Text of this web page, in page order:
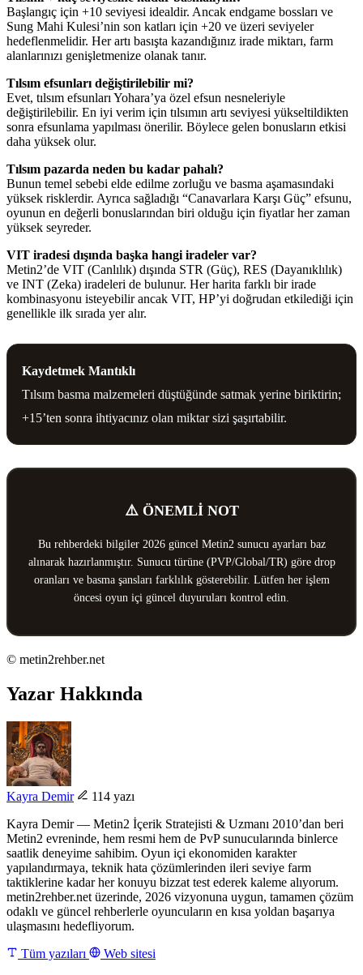
Başlangıç için +10 seviyesi idealdir. Ancak endgame bossları ve
Sung Mahi Kulesi’nin son katları için +20 ve üzeri seviyeler
hedeflenmelidir. Her artı basışta kazandığınız irade miktarı, farm
alanlarınızı genişletmenize olanak tanır.
Tılsım efsunları değiştirilebilir mi?
Evet, tılsım efsunları Yohara’ya özel efsun nesneleriyle
değiştirilebilir. En iyi verim için tılsımın artı seviyesi yükseltildikten
sonra efsunlama yapılması önerilir. Böylece gelen bonusların etkisi
daha yüksek olur.
Tılsım pazarda neden bu kadar pahalı?
Bunun temel sebebi elde edilme zorluğu ve basma aşamasındaki
yüksek risklerdir. Ayrıca sağladığı “Canavarlara Karşı Güç” efsunu,
oyunun en değerli bonuslarından biri olduğu için fiyatlar her zaman
yüksek seyreder.
VIT iradesi dışında başka hangi iradeler var?
Metin2’de VIT (Canlılık) dışında STR (Güç), RES (Dayanıklılık)
ve INT (Zeka) iradeleri de bulunur. Her harita farklı bir irade
kombinasyonu isteyebilir ancak VIT, HP’yi doğrudan etkilediği için
genellikle ilk sırada yer alır.
Kaydetmek Mantıklı
Tılsım basma malzemeleri düştüğünde satmak yerine biriktirin;
+15’ten sonra ihtiyacınız olan miktar sizi şaşırtabilir.
⚠️ ÖNEMLİ NOT
Bu rehberdeki bilgiler 2026 güncel Metin2 sunucu ayarları baz
alınarak hazırlanmıştır. Sunucu türüne (PVP/Global/TR) göre drop
oranları ve basma şansları farklılık gösterebilir. Lütfen her işlem
öncesi oyun içi güncel duyuruları kontrol edin.
© metin2rehber.net
Yazar Hakkında
Kayra Demir
114 yazı
Kayra Demir — Metin2 İçerik Stratejisti & Uzmanı 2010’dan beri
Metin2 evreninde, hem resmi hem de PvP sunucularında binlerce
saatlik deneyime sahibim. Oyun içi ekonomiden karakter
yapılandırmaya, teknik hata çözümlerinden ileri seviye farm
taktiklerine kadar her konuyu bizzat test ederek kaleme alıyorum.
metin2rehber.net üzerinde, 2026 vizyonuna uygun, tamamen çözüm
odaklı ve güncel rehberlerle oyuncuların en kısa yoldan başarıya
ulaşmasını hedefliyorum.
Tüm yazıları
Web sitesi